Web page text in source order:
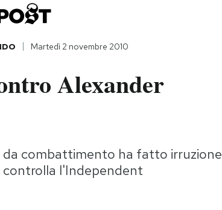
Martedì 2 novembre 2010
Alexander
combattimento ha fatto irruzione
l'Independent